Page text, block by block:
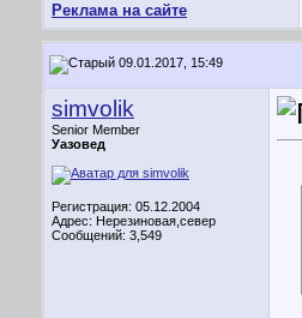
Реклама на сайте
09.01.2017, 15:49
simvolik
Senior Member
Уазовед
Регистрация: 05.12.2004
Адрес: Нерезиновая,север
Сообщений: 3,549